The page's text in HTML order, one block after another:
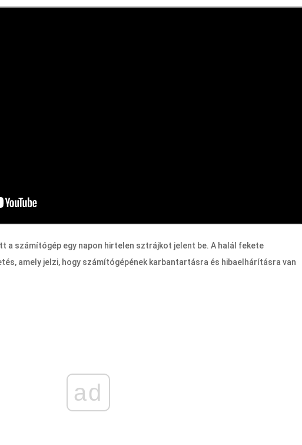
a számítógép egy napon hirtelen sztrájkot jelent be. A halál fekete
amely jelzi, hogy számítógépének karbantartásra és hibaelhárításra van
ad